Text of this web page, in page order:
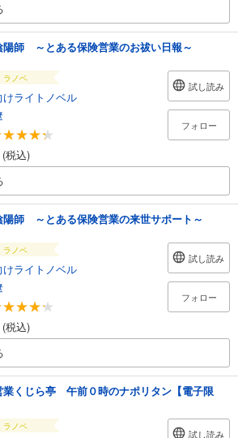
陽師 ～とある保険営業のお祓い日報～
ラノベ
けライトノベル
税込)
試し読み
フォロー
陽師 ～とある保険営業の来世サポート～
ラノベ
けライトノベル
税込)
試し読み
フォロー
業くじら亭 午前０時のナポリタン【電子限
ラノベ
試し読み